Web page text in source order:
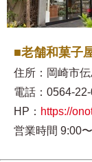
■老舗和菓子
住所：岡崎市
電話：0564-
HP： https://
営業時間 9:00